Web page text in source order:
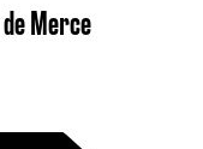
Merce